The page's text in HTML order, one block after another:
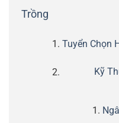
Trồng
Tuyển Chọn
Kỹ